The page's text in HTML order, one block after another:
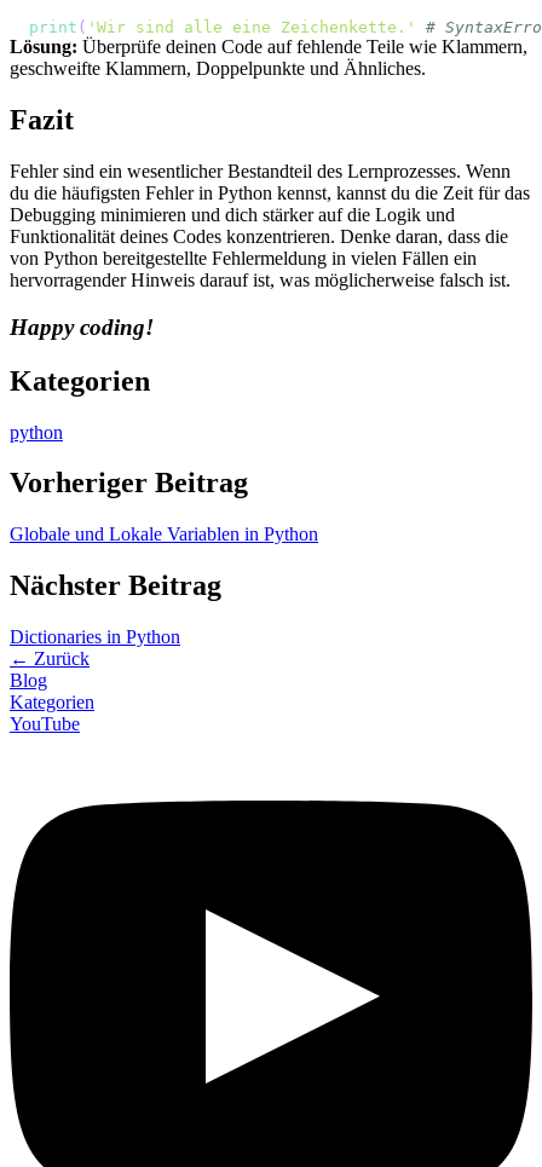
print ( 'Wir sind alle eine Zeichenkette.' #
Lösung: Überprüfe deinen Code auf fehlende Teile wie Klammern,
geschweifte Klammern, Doppelpunkte und Ähnliches.
Fazit
Fehler sind ein wesentlicher Bestandteil des Lernprozesses. Wenn
du die häufigsten Fehler in Python kennst, kannst du die Zeit für das
Debugging minimieren und dich stärker auf die Logik und
Funktionalität deines Codes konzentrieren. Denke daran, dass die
von Python bereitgestellte Fehlermeldung in vielen Fällen ein
hervorragender Hinweis darauf ist, was möglicherweise falsch ist.
Happy coding!
Kategorien
python
Vorheriger Beitrag
Globale und Lokale Variablen in Python
Nächster Beitrag
Dictionaries in Python
← Zurück
Blog
Kategorien
YouTube